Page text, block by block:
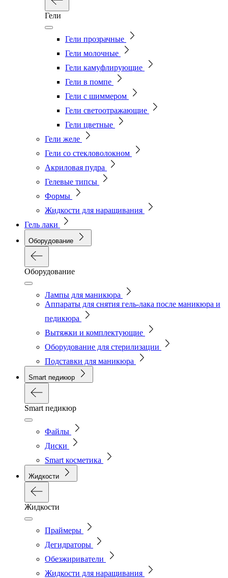
Гели
Гели прозрачные
Гели молочные
Гели камуфлирующие
Гели в помпе
Гели с шиммером
Гели светоотражающие
Гели цветные
Гели желе
Гели со стекловолокном
Акриловая пудра
Гелевые типсы
Формы
Жидкости для наращивания
Гель лаки
Оборудование
Оборудование
Лампы для маникюра
Аппараты для снятия гель-лака после маникюра и
педикюра
Вытяжки и комплектующие
Оборудование для стерилизации
Подставки для маникюра
Smart педикюр
Smart педикюр
Файлы
Диски
Smart косметика
Жидкости
Жидкости
Праймеры
Дегидраторы
Обезжириватели
Жидкости для наращивания